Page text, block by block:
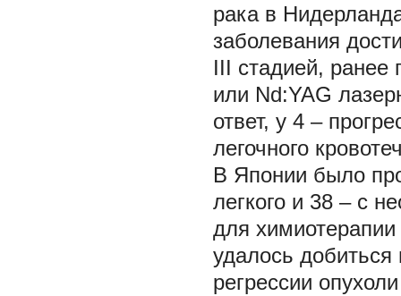
рака в
заболевания
III стадией,
или Nd:YAG
ответ, у 4 –
легочного
В Японии было
легкого и 38 – с
для
удалось добиться
регрессии